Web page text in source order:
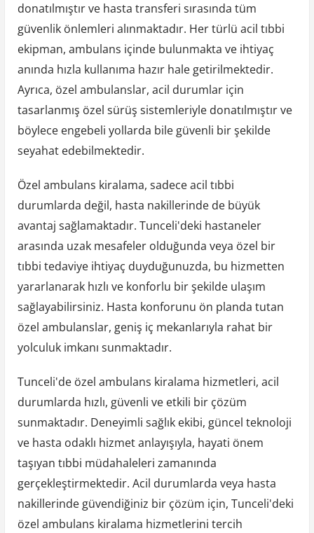
donatılmıştır ve hasta transferi sırasında tüm
güvenlik önlemleri alınmaktadır. Her türlü acil tıbbi
ekipman, ambulans içinde bulunmakta ve ihtiyaç
anında hızla kullanıma hazır hale getirilmektedir.
Ayrıca, özel ambulanslar, acil durumlar için
tasarlanmış özel sürüş sistemleriyle donatılmıştır ve
böylece engebeli yollarda bile güvenli bir şekilde
seyahat edebilmektedir.
Özel ambulans kiralama, sadece acil tıbbi
durumlarda değil, hasta nakillerinde de büyük
avantaj sağlamaktadır. Tunceli'deki hastaneler
arasında uzak mesafeler olduğunda veya özel bir
tıbbi tedaviye ihtiyaç duyduğunuzda, bu hizmetten
yararlanarak hızlı ve konforlu bir şekilde ulaşım
sağlayabilirsiniz. Hasta konforunu ön planda tutan
özel ambulanslar, geniş iç mekanlarıyla rahat bir
yolculuk imkanı sunmaktadır.
Tunceli'de özel ambulans kiralama hizmetleri, acil
durumlarda hızlı, güvenli ve etkili bir çözüm
sunmaktadır. Deneyimli sağlık ekibi, güncel teknoloji
ve hasta odaklı hizmet anlayışıyla, hayati önem
taşıyan tıbbi müdahaleleri zamanında
gerçekleştirmektedir. Acil durumlarda veya hasta
nakillerinde güvendiğiniz bir çözüm için, Tunceli'deki
özel ambulans kiralama hizmetlerini tercih